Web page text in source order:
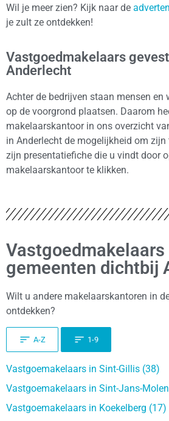
Wil je meer zien? Kijk naar de
je zult ze ontdekken!
Vastgoedmakelaars
Anderlecht
Achter de bedrijven staan mensen en
op de voorgrond plaatsen. Daarom
makelaarskantoor in ons overzicht
in Anderlecht de mogelijkheid om
zijn presentatiefiche die u vindt door
makelaarskantoor te klikken.
Vastgoedmakelaars
gemeenten dichtbij
Wilt u andere makelaarskantoren in
ontdekken?
A-Z 1-9
Vastgoemakelaars in Sint-Gillis (38)
Vastgoemakelaars in Sint-Jans-
Vastgoemakelaars in Koekelberg (17)